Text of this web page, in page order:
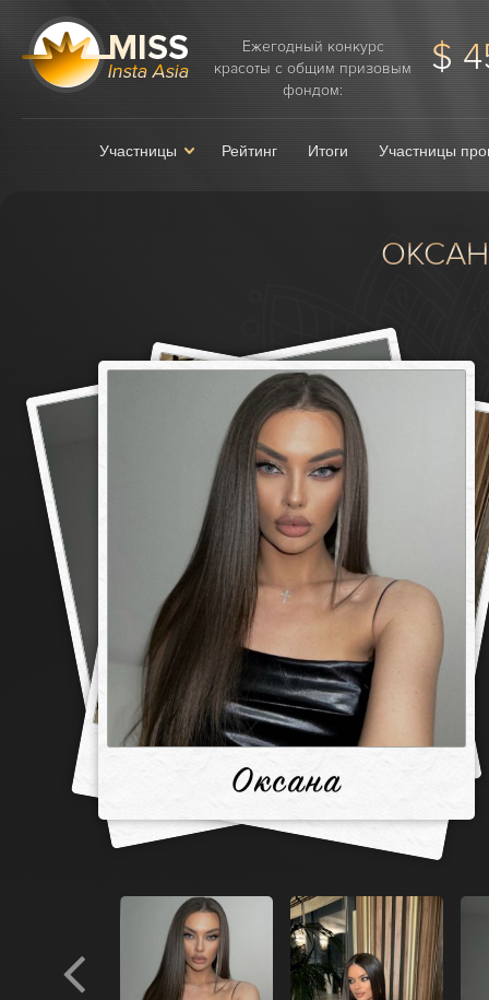
Ежегодный конкурс
красоты с общим призовым
фондом:
$
Участницы Рейтинг Итоги Участницы
Оксана